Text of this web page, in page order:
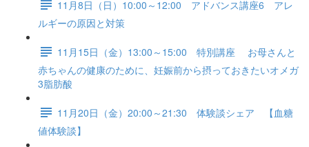
11月8日（日）10:00～12:00 アドバンス講座6 アレ
ルギーの原因と対策
11月15日（金）13:00～15:00 特別講座 お母さんと
赤ちゃんの健康のために、妊娠前から摂っておきたいオメガ
3脂肪酸
11月20日（金）20:00～21:30 体験談シェア 【血糖
値体験談】